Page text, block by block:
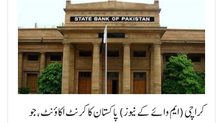
کراچی (ایم وائے کے نیوز) پاکستان کا کرنٹ اکاؤنٹ، جو